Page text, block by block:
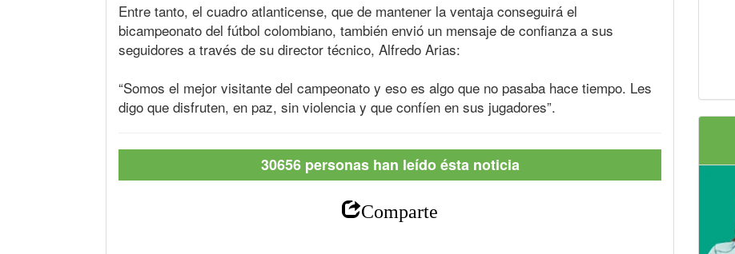
Entre tanto, el cuadro atlanticense, que de mantener la ventaja conseguirá el
bicampeonato del fútbol colombiano, también envió un mensaje de confianza a sus
seguidores a través de su director técnico, Alfredo Arias:
“Somos el mejor visitante del campeonato y eso es algo que no pasaba hace tiempo. Les
digo que disfruten, en paz, sin violencia y que confíen en sus jugadores”.
30656 personas han leído ésta noticia
Comparte